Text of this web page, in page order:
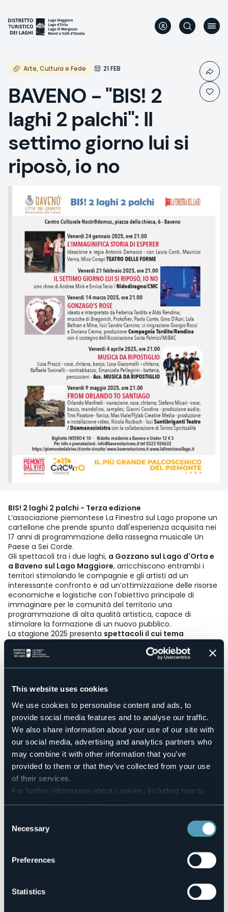
This website uses cookies
We use cookies to personalise content and ads, to
provide social media features and to analyse our traffic.
We also share information about your use of our site with
our social media, advertising and analytics partners who
may combine it with other information that you’ve
provided to them or that they’ve collected from your use
of their services.
For further information about cookies, including how to
manage and delete themclick here.
Selection
Necessary
Preferences
Statistics
main
content
Arte, Cultura e Fede 21 FEB
BAVENO - "BIS! 2
laghi 2 palchi": Il
settimo giorno lui si
riposò, io no
BIS! 2 laghi 2 palchi - Terza edizione
L’associazione piemontese La Finestra sul Lago propone un
cartellone che prende spunto dall'esperienza acquisita nei
17 anni di programmazione della rassegna musicale Un
Paese a Sei Corde.
Gli spettacoli tra i due laghi, a Gozzano sul Lago d'Orta e
a Baveno sul Lago Maggiore, arricchiscono entrambi i
territori stimolando le compagnie e gli artisti ad un
interessante confronto e ad un’ottimizzazione delle risorse
economiche e logistiche con l’obiettivo principale di
immaginare per le comunità del territorio una
programmazione di alta qualità artistica, capace di
stimolare la formazione di un nuovo pubblico.
La stagione 2025 presenta spettacoli il cui tema
principale è il viaggio, perché viaggiare nello spazio e nel
tempo è speranza, scoperta e conoscenza.
In collaborazione con Piemonte dal Vivo nell'ambito del
Culturale Nostr@domus piazza della chiesa, 6
IL SETTIMO GIORNO LUI SI RIPOSÒ, IO NO
Con Andrea Mirò ed Enrica Tesio
NIDODIRAGNO/CMC
Il racconto di due donne straordinariamente talentuose
per uno spaccato, attualissimo e incredibilmente ironico,
del nostro tempo. L’ironico diario privato di femminili
fatiche collettive, un monologo sulla vita di una donna
come tante, ma con occhiaie uniche nel suo genere!
-www.bavenoturismo.it
Biglietto: